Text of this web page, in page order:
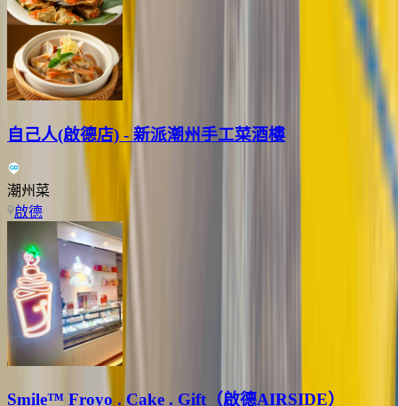
自己人(啟德店) - 新派潮州手工菜酒樓
潮州菜
啟德
Smile™ Froyo . Cake . Gift（啟德AIRSIDE）